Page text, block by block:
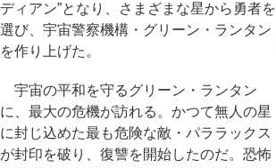
ディアン”となり、さまざまな星から勇者を
選び、宇宙警察機構・グリーン・ランタン
を作り上げた。
宇宙の平和を守るグリーン・ランタン
に、最大の危機が訪れる。かつて無人の星
に封じ込めた最も危険な敵・パララックス
が封印を破り、復讐を開始したのだ。恐怖